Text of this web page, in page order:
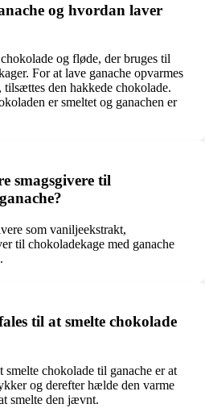
og hvordan laver
og fløde, der bruges til
For at lave ganache opvarmes
den hakkede chokolade.
er smeltet og ganachen er
smagsgivere til
som vaniljeekstrakt,
til chokoladekage med ganache
til at smelte chokolade
chokolade til ganache er at
og derefter hælde den varme
smelte den jævnt.